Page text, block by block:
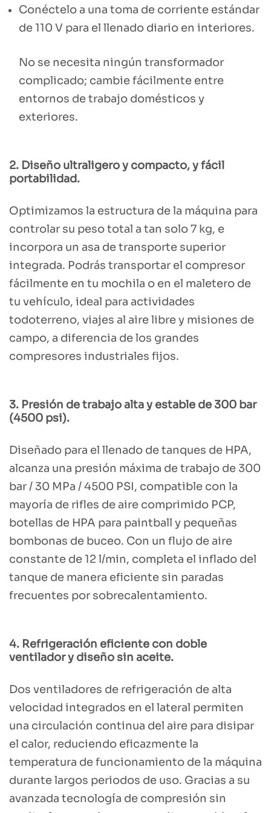
Conéctelo a una toma de corriente estándar
de 110 V para el llenado diario en interiores.
No se necesita ningún transformador
complicado; cambie fácilmente entre
entornos de trabajo domésticos y
exteriores.
2. Diseño ultraligero y compacto, y fácil
portabilidad.
Optimizamos la estructura de la máquina para
controlar su peso total a tan solo 7 kg, e
incorpora un asa de transporte superior
integrada. Podrás transportar el compresor
fácilmente en tu mochila o en el maletero de
tu vehículo, ideal para actividades
todoterreno, viajes al aire libre y misiones de
campo, a diferencia de los grandes
compresores industriales fijos.
3. Presión de trabajo alta y estable de 300 bar
(4500 psi).
Diseñado para el llenado de tanques de HPA,
alcanza una presión máxima de trabajo de 300
bar / 30 MPa / 4500 PSI, compatible con la
mayoría de rifles de aire comprimido PCP,
botellas de HPA para paintball y pequeñas
bombonas de buceo. Con un flujo de aire
constante de 12 l/min, completa el inflado del
tanque de manera eficiente sin paradas
frecuentes por sobrecalentamiento.
4. Refrigeración eficiente con doble
ventilador y diseño sin aceite.
Dos ventiladores de refrigeración de alta
velocidad integrados en el lateral permiten
una circulación continua del aire para disipar
el calor, reduciendo eficazmente la
temperatura de funcionamiento de la máquina
durante largos periodos de uso. Gracias a su
avanzada tecnología de compresión sin